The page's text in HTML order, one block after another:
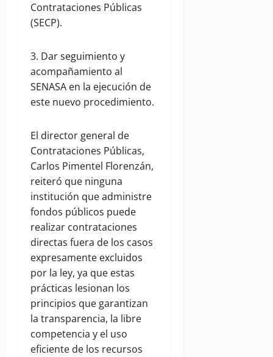
Contrataciones Públicas
(SECP).
3. Dar seguimiento y
acompañamiento al
SENASA en la ejecución de
este nuevo procedimiento.
El director general de
Contrataciones Públicas,
Carlos Pimentel Florenzán,
reiteró que ninguna
institución que administre
fondos públicos puede
realizar contrataciones
directas fuera de los casos
expresamente excluidos
por la ley, ya que estas
prácticas lesionan los
principios que garantizan
la transparencia, la libre
competencia y el uso
eficiente de los recursos